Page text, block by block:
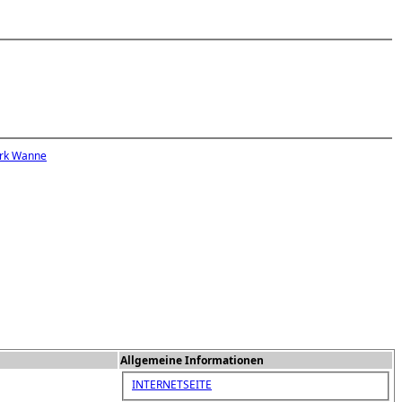
Wanne
Allgemeine Informationen
INTERNETSEITE